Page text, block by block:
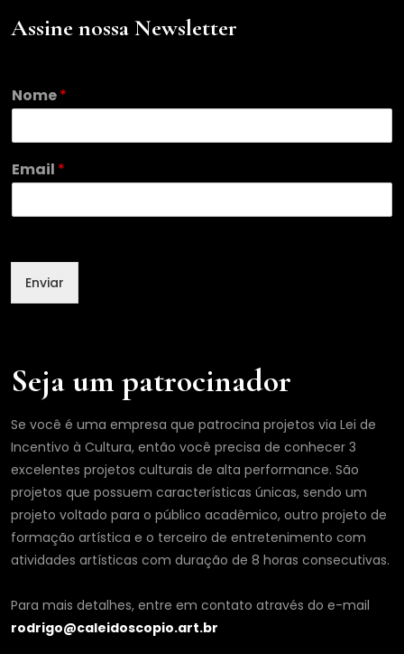
Assine nossa Newsletter
*
E
a
l
m
l
Nome*
Email *
Enviar
Seja um patrocinador
Se você é uma empresa que patrocina projetos via Lei de
Incentivo à Cultura, então você precisa de conhecer 3
excelentes projetos culturais de alta performance. São
projetos que possuem características únicas, sendo um
projeto voltado para o público acadêmico, outro projeto de
formação artística e o terceiro de entretenimento com
atividades artísticas com duração de 8 horas consecutivas.
Para mais detalhes, entre em contato através do e-mail
rodrigo@caleidoscopio.art.br